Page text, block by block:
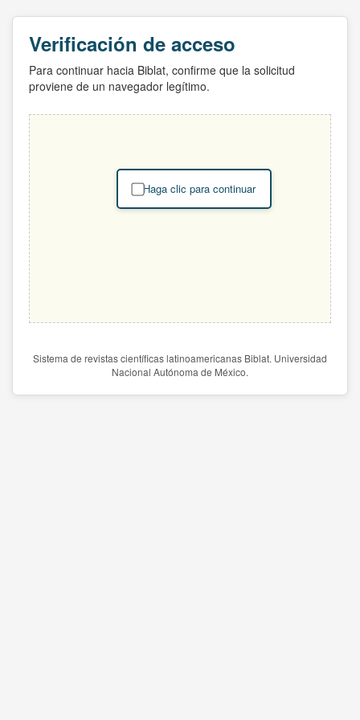
Verificación de acceso
Para continuar hacia Biblat, confirme que la solicitud
proviene de un navegador legítimo.
Haga clic para continuar
Sistema de revistas científicas latinoamericanas Biblat. Universidad
Nacional Autónoma de México.